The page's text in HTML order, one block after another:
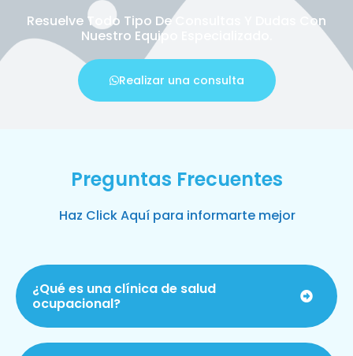
Resuelve Todo Tipo De Consultas Y Dudas Con
Nuestro Equipo Especializado.
Realizar una consulta
Preguntas Frecuentes
Haz Click Aquí para informarte mejor
¿Qué es una clínica de salud
ocupacional?